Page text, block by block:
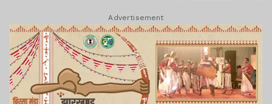
Advertisement